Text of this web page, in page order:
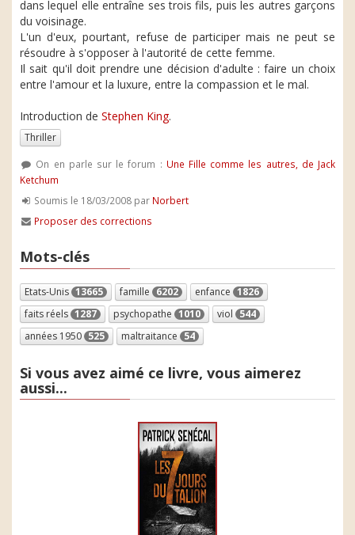
dans lequel elle entraîne ses trois fils, puis les autres garçons
du voisinage.
L'un d'eux, pourtant, refuse de participer mais ne peut se
résoudre à s'opposer à l'autorité de cette femme.
Il sait qu'il doit prendre une décision d'adulte : faire un choix
entre l'amour et la luxure, entre la compassion et le mal.
Introduction de Stephen King.
Thriller
On en parle sur le forum : Une Fille comme les autres, de Jack
Ketchum
Soumis le 18/03/2008 par Norbert
Proposer des corrections
Mots-clés
Etats-Unis 13665 famille 6202 enfance 1826
faits réels 1287 psychopathe 1010 viol 544
années 1950 525 maltraitance 54
Si vous avez aimé ce livre, vous aimerez
aussi...